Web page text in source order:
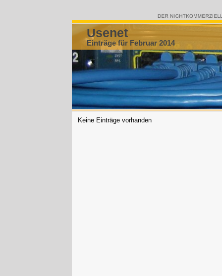
Usenet
Einträge für Februar 2014
Keine Einträge vorhanden